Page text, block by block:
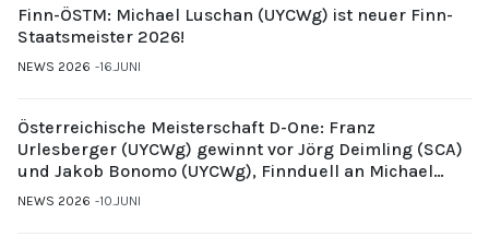
Finn-ÖSTM: Michael Luschan (UYCWg) ist neuer Finn-
Staatsmeister 2026!
NEWS 2026 16.JUNI
Österreichische Meisterschaft D-One: Franz
Urlesberger (UYCWg) gewinnt vor Jörg Deimling (SCA)
und Jakob Bonomo (UYCWg), Finnduell an Michael
Gubi (UYCMo)
NEWS 2026 10.JUNI